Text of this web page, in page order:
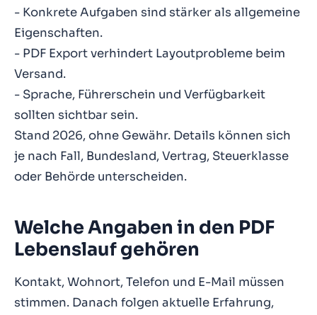
- Konkrete Aufgaben sind stärker als allgemeine
Eigenschaften.
- PDF Export verhindert Layoutprobleme beim
Versand.
- Sprache, Führerschein und Verfügbarkeit
sollten sichtbar sein.
Stand 2026, ohne Gewähr. Details können sich
je nach Fall, Bundesland, Vertrag, Steuerklasse
oder Behörde unterscheiden.
Welche Angaben in den PDF
Lebenslauf gehören
Kontakt, Wohnort, Telefon und E-Mail müssen
stimmen. Danach folgen aktuelle Erfahrung,